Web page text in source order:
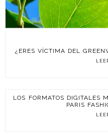
¿ERES VÍCTIMA DEL
LOS FORMATOS DIGITALES
PARIS